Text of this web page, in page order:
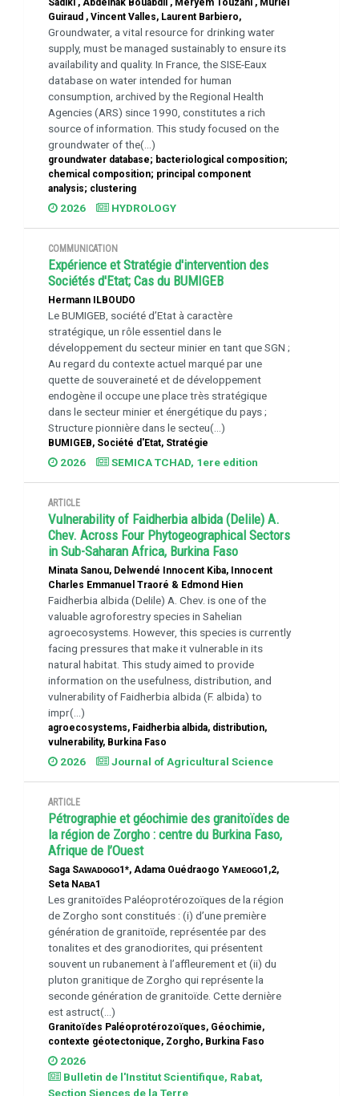
Sadiki , Abdelhak Bouabdli , Meryem Touzani , Muriel
Guiraud , Vincent Valles, Laurent Barbiero,
Groundwater, a vital resource for drinking water
supply, must be managed sustainably to ensure its
availability and quality. In France, the SISE-Eaux
database on water intended for human
consumption, archived by the Regional Health
Agencies (ARS) since 1990, constitutes a rich
source of information. This study focused on the
groundwater of the(...)
groundwater database; bacteriological composition;
chemical composition; principal component
analysis; clustering
2026 HYDROLOGY
COMMUNICATION
Expérience et Stratégie d'intervention des
Sociétés d'Etat; Cas du BUMIGEB
Hermann ILBOUDO
Le BUMIGEB, société d’Etat à caractère
stratégique, un rôle essentiel dans le
développement du secteur minier en tant que SGN ;
Au regard du contexte actuel marqué par une
quette de souveraineté et de développement
endogène il occupe une place très stratégique
dans le secteur minier et énergétique du pays ;
Structure pionnière dans le secteu(...)
BUMIGEB, Société d'Etat, Stratégie
2026 SEMICA TCHAD, 1ere edition
ARTICLE
Vulnerability of Faidherbia albida (Delile) A.
Chev. Across Four Phytogeographical Sectors
in Sub-Saharan Africa, Burkina Faso
Minata Sanou, Delwendé Innocent Kiba, Innocent
Charles Emmanuel Traoré & Edmond Hien
Faidherbia albida (Delile) A. Chev. is one of the
valuable agroforestry species in Sahelian
agroecosystems. However, this species is currently
facing pressures that make it vulnerable in its
natural habitat. This study aimed to provide
information on the usefulness, distribution, and
vulnerability of Faidherbia albida (F. albida) to
impr(...)
agroecosystems, Faidherbia albida, distribution,
vulnerability, Burkina Faso
2026 Journal of Agricultural Science
ARTICLE
Pétrographie et géochimie des granitoïdes de
la région de Zorgho : centre du Burkina Faso,
Afrique de l’Ouest
Saga Sᴀᴡᴀᴅᴏɢᴏ1*, Adama Ouédraogo Yᴀᴍᴇᴏɢᴏ1,2,
Seta Nᴀʙᴀ1
Les granitoïdes Paléoprotérozoïques de la région
de Zorgho sont constitués : (i) d’une première
génération de granitoïde, représentée par des
tonalites et des granodiorites, qui présentent
souvent un rubanement à l’affleurement et (ii) du
pluton granitique de Zorgho qui représente la
seconde génération de granitoïde. Cette dernière
est astruct(...)
Granitoïdes Paléoprotérozoïques, Géochimie,
contexte géotectonique, Zorgho, Burkina Faso
2026
Bulletin de l'Institut Scientifique, Rabat,
Section Siences de la Terre